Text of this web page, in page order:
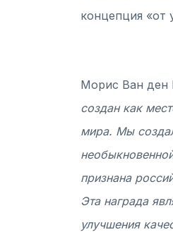
концепция «от
Морис Ван ден
создан как
мира. Мы
признана
Эта награда
улучшения